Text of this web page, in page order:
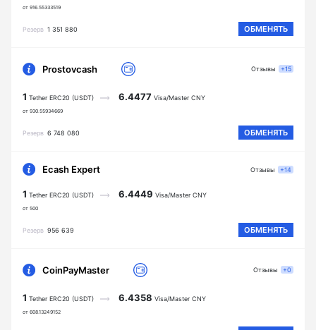
от 916.55333519
Резерв 1 351 880 ОБМЕНЯТЬ
Prostovcash
1 Tether ERC20 (USDT)
от 930.55934669
6.4477 Visa/Master CNY
Резерв 6 748 080 ОБМЕНЯТЬ
Отзывы +15
Ecash Expert
1 Tether ERC20 (USDT)
от 500
6.4449 Visa/Master CNY
Резерв 956 639 ОБМЕНЯТЬ
Отзывы +14
CoinPayMaster
1 Tether ERC20 (USDT)
от 608.13249152
6.4358 Visa/Master CNY
Отзывы +0